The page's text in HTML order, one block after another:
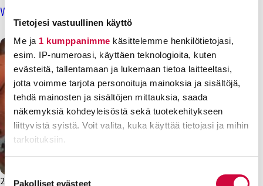
Tietojesi vastuullinen käyttö
Me ja 1 kumppanimme käsittelemme henkilötietojasi,
esim. IP-numeroasi, käyttäen teknologioita, kuten
evästeitä, tallentamaan ja lukemaan tietoa laitteeltasi,
jotta voimme tarjota personoituja mainoksia ja sisältöjä,
tehdä mainosten ja sisältöjen mittauksia, saada
näkemyksiä kohdeyleisöstä sekä tuotekehitykseen
liittyvistä syistä. Voit valita, kuka käyttää tietojasi ja mihin
tarkoituksiin.
voit määrittää asetuksesi
. Voit muuttaa
Pakolliset evästeet
Vankilavirkailijain liitto: Vankeinhoito on kriisissä
26.9.2025Uutiset